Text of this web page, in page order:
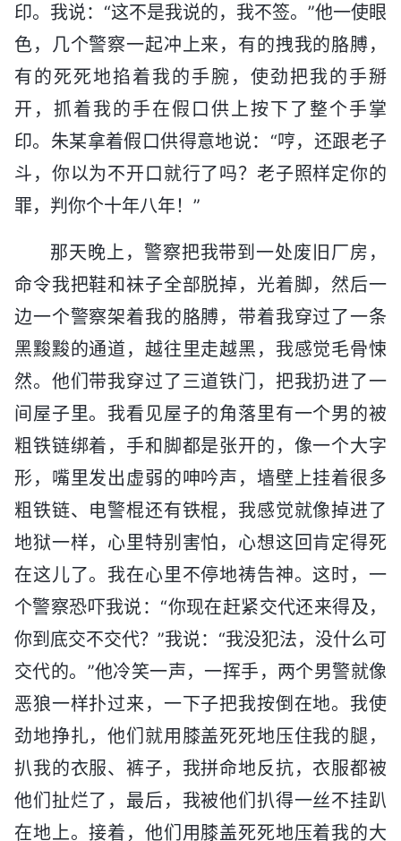
印。我说：“这不是我说的，我不签。”他一使眼
色，几个警察一起冲上来，有的拽我的胳膊，
有的死死地掐着我的手腕，使劲把我的手掰
开，抓着我的手在假口供上按下了整个手掌
印。朱某拿着假口供得意地说：“哼，还跟老子
斗，你以为不开口就行了吗？老子照样定你的
罪，判你个十年八年！”
那天晚上，警察把我带到一处废旧厂房，
命令我把鞋和袜子全部脱掉，光着脚，然后一
边一个警察架着我的胳膊，带着我穿过了一条
黑黢黢的通道，越往里走越黑，我感觉毛骨悚
然。他们带我穿过了三道铁门，把我扔进了一
间屋子里。我看见屋子的角落里有一个男的被
粗铁链绑着，手和脚都是张开的，像一个大字
形，嘴里发出虚弱的呻吟声，墙壁上挂着很多
粗铁链、电警棍还有铁棍，我感觉就像掉进了
地狱一样，心里特别害怕，心想这回肯定得死
在这儿了。我在心里不停地祷告神。这时，一
个警察恐吓我说：“你现在赶紧交代还来得及，
你到底交不交代？”我说：“我没犯法，没什么可
交代的。”他冷笑一声，一挥手，两个男警就像
恶狼一样扑过来，一下子把我按倒在地。我使
劲地挣扎，他们就用膝盖死死地压住我的腿，
扒我的衣服、裤子，我拼命地反抗，衣服都被
他们扯烂了，最后，我被他们扒得一丝不挂趴
在地上。接着，他们用膝盖死死地压着我的大